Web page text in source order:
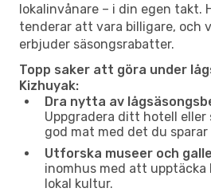
lokalinvånare – i din egen takt.
tenderar att vara billigare, och
erbjuder säsongsrabatter.
Topp saker att göra under
Kizhuyak:
Dra nytta av
Uppgradera ditt hotell eller
god mat med det du
Utforska museer och
inomhus med att upptäcka
lokal kultur.